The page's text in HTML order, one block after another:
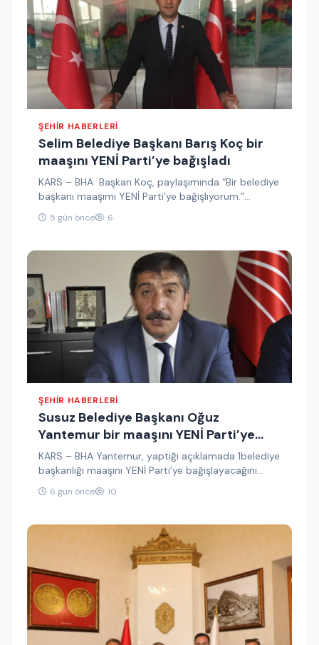
ŞEHIR HABERLERI
Selim Belediye Başkanı Barış Koç bir
maaşını YENİ Parti’ye bağışladı
KARS – BHA Başkan Koç, paylaşımında “Bir belediye
başkanı maaşımı YENİ Parti’ye bağışlıyorum.”
ifadelerine yer vererek, bağış kararını…
5 gün önce 6
ŞEHIR HABERLERI
Susuz Belediye Başkanı Oğuz
Yantemur bir maaşını YENİ Parti’ye
bağışladı
KARS – BHA Yantemur, yaptığı açıklamada 1belediye
başkanlığı maaşını YENİ Parti’ye bağışlayacağını
duyurdu. Paylaşımında, “Bir belediye başkanı
maaşımı…
6 gün önce 10